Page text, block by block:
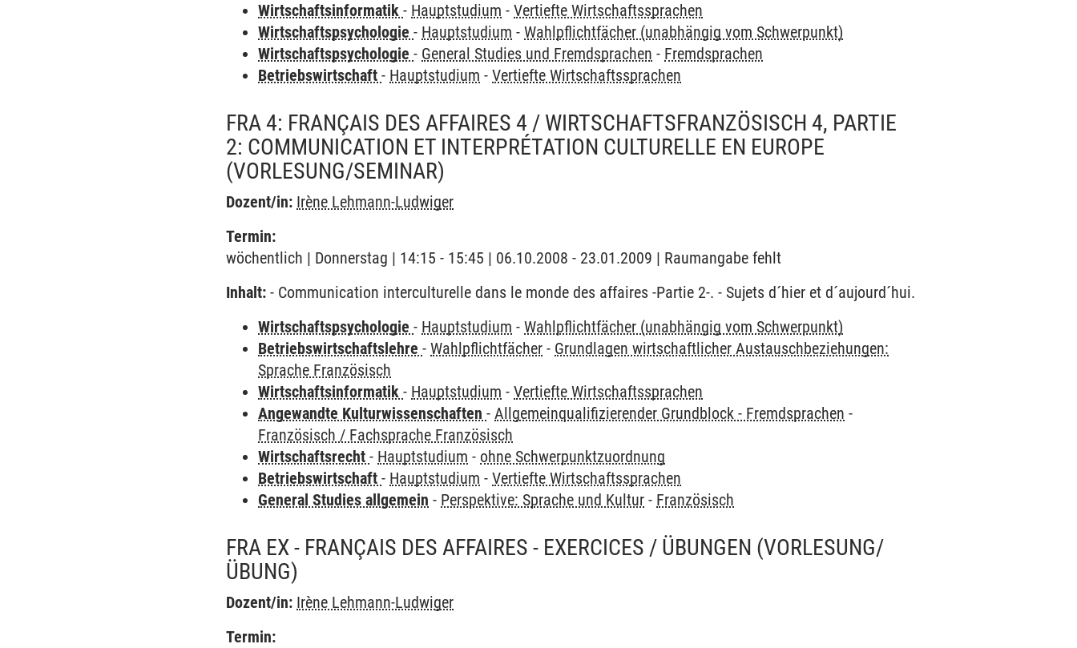
Wirtschaftsinformatik- Hauptstudium -Vertiefte Wirtschaftssprachen
Wirtschaftspsychologie- Hauptstudium -Wahlpflichtfächer (unabhängig vom Schwerpunkt)
Wirtschaftspsychologie- General Studies und Fremdsprachen - Fremdsprachen
Betriebswirtschaft- Hauptstudium -Vertiefte Wirtschaftssprachen
FRA 4: FRANÇAIS DES AFFAIRES 4 / WIRTSCHAFTSFRANZÖSISCH 4, PARTIE
2: COMMUNICATION ET INTERPRÉTATION CULTURELLE EN EUROPE
(VORLESUNG/SEMINAR)
Dozent/in: Irène Lehmann-Ludwiger
Termin:
wöchentlich | Donnerstag | 14:15 - 15:45 | 06.10.2008 - 23.01.2009 | Raumangabe fehlt
Inhalt: - Communication interculturelle dans le monde des affaires -Partie 2-. - Sujets d´hier et d´aujourd´hui.
Wirtschaftspsychologie- Hauptstudium -Wahlpflichtfächer (unabhängig vom Schwerpunkt)
Betriebswirtschaftslehre-Wahlpflichtfächer - Grundlagen wirtschaftlicher Austauschbeziehungen:
Sprache Französisch
Wirtschaftsinformatik- Hauptstudium -Vertiefte Wirtschaftssprachen
Angewandte Kulturwissenschaften-Allgemeinqualifizierender Grundblock - Fremdsprachen -
Französisch / Fachsprache Französisch
Wirtschaftsrecht- Hauptstudium - ohne Schwerpunktzuordnung
Betriebswirtschaft- Hauptstudium -Vertiefte Wirtschaftssprachen
General Studies allgemein - Perspektive: Sprache und Kultur - Französisch
FRA EX - FRANÇAIS DES AFFAIRES - EXERCICES / ÜBUNGEN (VORLESUNG/
ÜBUNG)
Dozent/in: Irène Lehmann-Ludwiger
Termin: